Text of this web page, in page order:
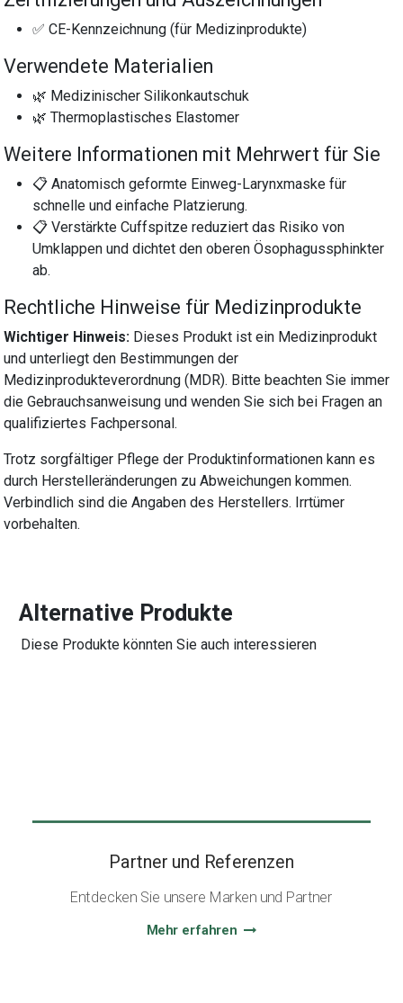
✅ CE-Kennzeichnung (für Medizinprodukte)
Verwendete Materialien
🌿 Medizinischer Silikonkautschuk
🌿 Thermoplastisches Elastomer
Weitere Informationen mit Mehrwert für Sie
📋 Anatomisch geformte Einweg-Larynxmaske für
schnelle und einfache Platzierung.
📋 Verstärkte Cuffspitze reduziert das Risiko von
Umklappen und dichtet den oberen Ösophagussphinkter
ab.
Rechtliche Hinweise für Medizinprodukte
Wichtiger Hinweis: Dieses Produkt ist ein Medizinprodukt
und unterliegt den Bestimmungen der
Medizinprodukteverordnung (MDR). Bitte beachten Sie immer
die Gebrauchsanweisung und wenden Sie sich bei Fragen an
qualifiziertes Fachpersonal.
Trotz sorgfältiger Pflege der Produktinformationen kann es
durch Herstelleränderungen zu Abweichungen kommen.
Verbindlich sind die Angaben des Herstellers. Irrtümer
vorbehalten.
Alternative Produkte
Diese Produkte könnten Sie auch interessieren
Partner und Referenzen
Entdecken Sie unsere Marken und Partner
Mehr erfahren